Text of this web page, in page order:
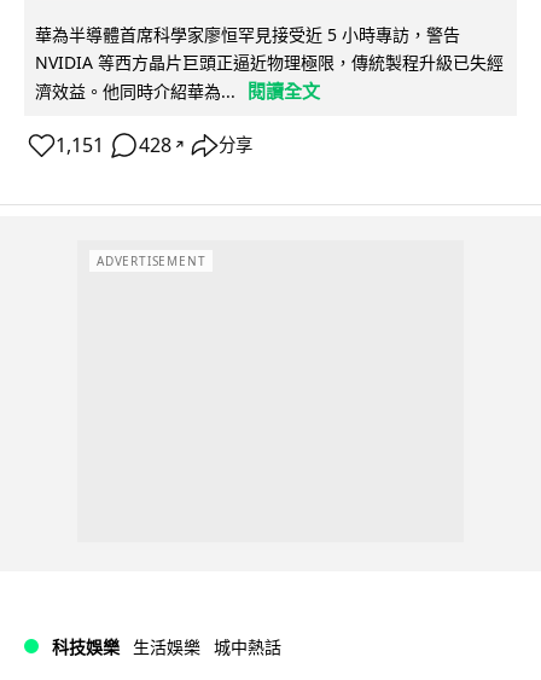
華為半導體首席科學家廖恒罕見接受近 5 小時專訪，警告
NVIDIA 等西方晶片巨頭正逼近物理極限，傳統製程升級已失經
濟效益。他同時介紹華為...
閱讀全文
1,151 428 ↗ 分享
ADVERTISEMENT
科技娛樂 生活娛樂 城中熱話